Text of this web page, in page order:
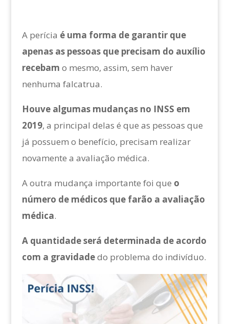
A perícia é uma forma de garantir que
apenas as pessoas que precisam do auxílio
recebam o mesmo, assim, sem haver
nenhuma falcatrua.
Houve algumas mudanças no INSS em
2019, a principal delas é que as pessoas que
já possuem o benefício, precisam realizar
novamente a avaliação médica.
A outra mudança importante foi que o
número de médicos que farão a avaliação
médica.
A quantidade será determinada de acordo
com a gravidadedo problema do indivíduo.